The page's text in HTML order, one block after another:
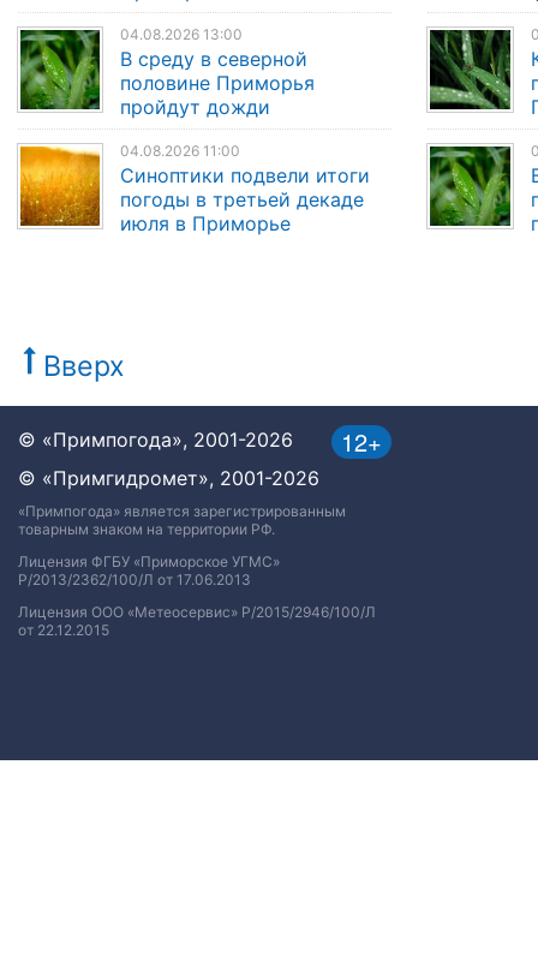
04.08.2026 13:00
В среду в северной
половине Приморья
пройдут дожди
04.08.2026 11:00
Синоптики подвели итоги
погоды в третьей декаде
июля в Приморье
Вверх
12+
© «Примпогода», 2001-2026
© «Примгидромет», 2001-2026
«Примпогода» является зарегистрированным
товарным знаком на территории РФ.
Лицензия ФГБУ «Приморское УГМС»
Р/2013/2362/100/Л от 17.06.2013
Лицензия ООО «Метеосервис» Р/2015/2946/100/Л
от 22.12.2015